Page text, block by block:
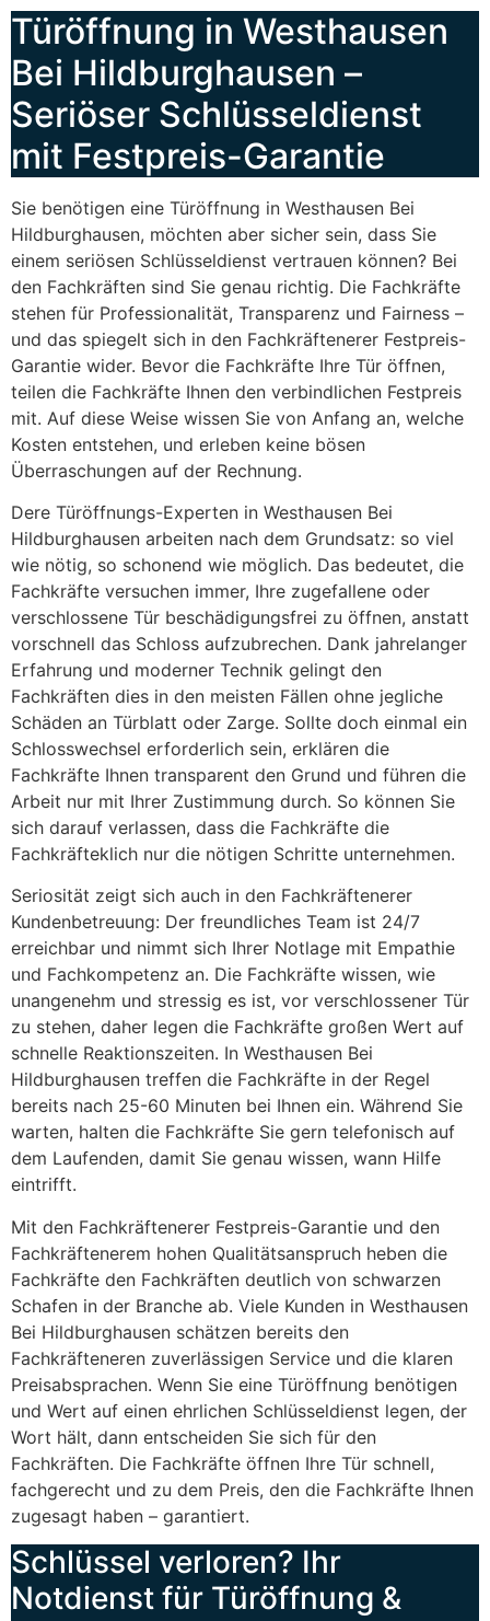
Türöffnung in Westhausen
Bei Hildburghausen –
Seriöser Schlüsseldienst
mit Festpreis-Garantie
Sie benötigen eine Türöffnung in Westhausen Bei
Hildburghausen, möchten aber sicher sein, dass Sie
einem seriösen Schlüsseldienst vertrauen können? Bei
den Fachkräften sind Sie genau richtig. Die Fachkräfte
stehen für Professionalität, Transparenz und Fairness –
und das spiegelt sich in den Fachkräftenerer Festpreis-
Garantie wider. Bevor die Fachkräfte Ihre Tür öffnen,
teilen die Fachkräfte Ihnen den verbindlichen Festpreis
mit. Auf diese Weise wissen Sie von Anfang an, welche
Kosten entstehen, und erleben keine bösen
Überraschungen auf der Rechnung.
Dere Türöffnungs-Experten in Westhausen Bei
Hildburghausen arbeiten nach dem Grundsatz: so viel
wie nötig, so schonend wie möglich. Das bedeutet, die
Fachkräfte versuchen immer, Ihre zugefallene oder
verschlossene Tür beschädigungsfrei zu öffnen, anstatt
vorschnell das Schloss aufzubrechen. Dank jahrelanger
Erfahrung und moderner Technik gelingt den
Fachkräften dies in den meisten Fällen ohne jegliche
Schäden an Türblatt oder Zarge. Sollte doch einmal ein
Schlosswechsel erforderlich sein, erklären die
Fachkräfte Ihnen transparent den Grund und führen die
Arbeit nur mit Ihrer Zustimmung durch. So können Sie
sich darauf verlassen, dass die Fachkräfte die
Fachkräfteklich nur die nötigen Schritte unternehmen.
Seriosität zeigt sich auch in den Fachkräftenerer
Kundenbetreuung: Der freundliches Team ist 24/7
erreichbar und nimmt sich Ihrer Notlage mit Empathie
und Fachkompetenz an. Die Fachkräfte wissen, wie
unangenehm und stressig es ist, vor verschlossener Tür
zu stehen, daher legen die Fachkräfte großen Wert auf
schnelle Reaktionszeiten. In Westhausen Bei
Hildburghausen treffen die Fachkräfte in der Regel
bereits nach 25-60 Minuten bei Ihnen ein. Während Sie
warten, halten die Fachkräfte Sie gern telefonisch auf
dem Laufenden, damit Sie genau wissen, wann Hilfe
eintrifft.
Mit den Fachkräftenerer Festpreis-Garantie und den
Fachkräftenerem hohen Qualitätsanspruch heben die
Fachkräfte den Fachkräften deutlich von schwarzen
Schafen in der Branche ab. Viele Kunden in Westhausen
Bei Hildburghausen schätzen bereits den
Fachkräfteneren zuverlässigen Service und die klaren
Preisabsprachen. Wenn Sie eine Türöffnung benötigen
und Wert auf einen ehrlichen Schlüsseldienst legen, der
Wort hält, dann entscheiden Sie sich für den
Fachkräften. Die Fachkräfte öffnen Ihre Tür schnell,
fachgerecht und zu dem Preis, den die Fachkräfte Ihnen
zugesagt haben – garantiert.
Schlüssel verloren? Ihr
Notdienst für Türöffnung &